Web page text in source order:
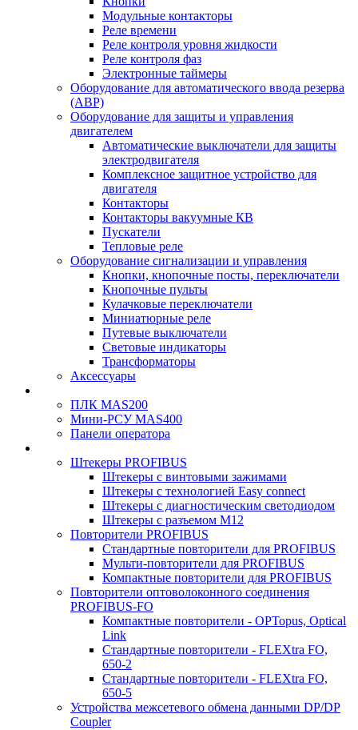
Модульные контакторы
Реле времени
Реле контроля уровня жидкости
Реле контроля фаз
Электронные таймеры
Оборудование для автоматического ввода резерва
(АВР)
Оборудование для защиты и управления
двигателем
Автоматические выключатели для защиты
электродвигателя
Комплексное защитное устройство для
двигателя
Контакторы
Контакторы вакуумные КВ
Пускатели
Тепловые реле
Оборудование сигнализации и управления
Кнопки, кнопочные посты, переключатели
Кнопочные пульты
Кулачковые переключатели
Миниатюрные реле
Путевые выключатели
Световые индикаторы
Трансформаторы
Аксессуары
ПЛК MAS200
Мини-РСУ MAS400
Панели оператора
Штекеры PROFIBUS
Штекеры с винтовыми зажимами
Штекеры с технологией Easy connect
Штекеры с диагностическим светодиодом
Штекеры с разъемом М12
Повторители PROFIBUS
Стандартные повторители для PROFIBUS
Мульти-повторители для PROFIBUS
Компактные повторители для PROFIBUS
Повторители оптоволоконного соединения
PROFIBUS-FO
Компактные повторители - OPTopus, Optical
Link
Стандартные повторители - FLEXtra FO,
650-2
Стандартные повторители - FLEXtra FO,
650-5
Устройства межсетевого обмена данными DP/DP
Coupler